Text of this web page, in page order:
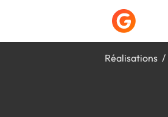
Réalisations